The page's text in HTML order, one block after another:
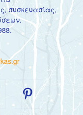
συσκευασίας,